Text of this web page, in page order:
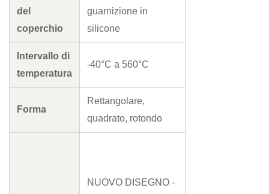
del
coperchio
guarnizione in
silicone
Intervallo di
temperatura
-40°C a 560°C
Forma
Rettangolare,
quadrato, rotondo
NUOVO DISEGNO -